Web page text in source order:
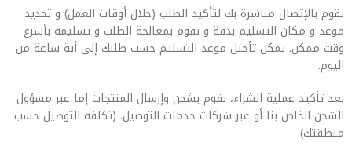
نقوم بالإتصال مباشرة بك لتأكيد الطلب (خلال أوقات العمل) و تحديد
موعد و مكان التسليم بدقة و نقوم بمعالجة الطلب و تسليمه بأسرع
وقت ممكن. يمكن تأجيل موعد التسليم حسب طلبك إلى أية ساعة من
اليوم.
بعد تأكيد عملية الشراء، نقوم بشحن وإرسال المنتجات إما عبر مسؤول
الشحن الخاص بنا أو عبر شركات خدمات التوصيل. (تكلفة التوصيل حسب
منطقتك).